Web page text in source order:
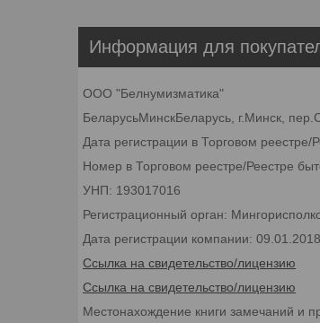
Информация для
ООО "Белнумизматика"
БеларусьМинскБеларусь, г.Минск,
Дата регистрации в Торговом
Номер в Торговом реестре/Реестре
УНП: 193017016
Регистрационный орган:
Дата регистрации компании: 09.01.2018
Ссылка на свидетельство/лицензию
Ссылка на свидетельство/лицензию
Местонахождение книги замечаний и